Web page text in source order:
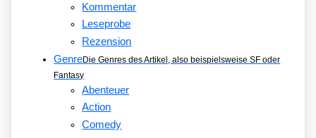
Kommentar
Leseprobe
Rezension
GenreDie Genres des Artikel, also beispielsweise SF oder
Fantasy
Abenteuer
Action
Comedy